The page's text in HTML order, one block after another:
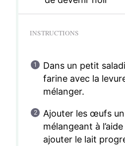
INSTRUCTIONS
Dans un petit
farine avec la
mélanger.
Ajouter les œufs
mélangeant à
ajouter le lait